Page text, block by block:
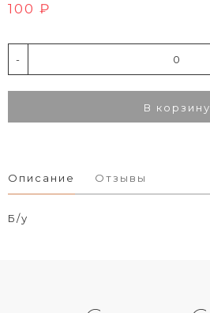
100 ₽
-
В корзину
Описание Отзывы
Б/у